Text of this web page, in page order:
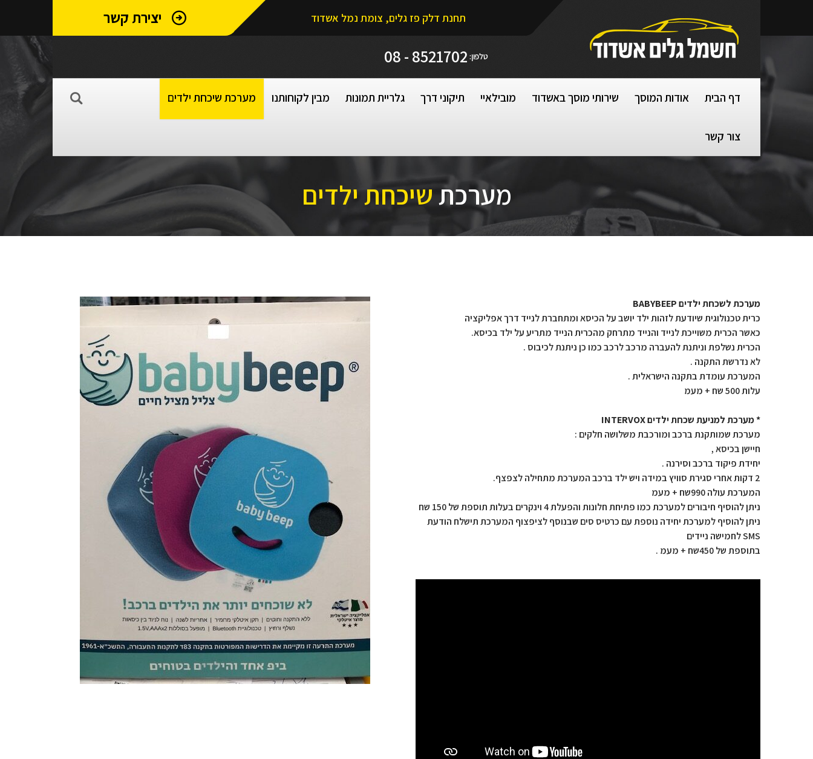
תחנת דלק פז גלים, צומת נמל אשדוד יצירת קשר
טלפון: 8521702 - 08
דף הבית אודות המוסך שירותי מוסך באשדוד מובילאיי תיקוני דרך גלריית תמונות מבין לקוחותנו מערכת שיכחת ילדים
צור קשר
מערכתשיכחת ילדים
מערכת לשכחת ילדים BABYBEEP
כרית טכנולוגית שיודעת לזהות ילד יושב על הכיסא ומתחברת לנייד דרך אפליקציה
כאשר הכרית משוייכת לנייד והנייד מתרחק מהכרית הנייד מתריע על ילד בכיסא.
הכרית נשלפת וניתנת להעברה מרכב לרכב כמו כן ניתנת לכיבוס .
לא נדרשת התקנה .
המערכת עומדת בתקנה הישראלית .
עלות 500 שח + מעמ
* מערכת למניעת שכחת ילדים INTERVOX
מערכת שמותקנת ברכב ומורכבת משלושה חלקים :
חיישן בכיסא ,
יחידת פיקוד ברכב וסירנה .
2 דקות אחרי סגירת סוויץ במידה ויש ילד ברכב המערכת מתחילה לצפצף.
המערכת עולה 990שח + מעמ
ניתן להוסיף חיבורים למערכת כמו פתיחת חלונות והפעלת 4 וינקרים בעלות תוספת של 150 שח
ניתן להוסיף למערכת יחידה נוספת עם כרטיס סים שבנוסף לציפצוף המערכת תישלח הודעת
SMS לחמישה ניידים
בתוספת של 450שח + מעמ .